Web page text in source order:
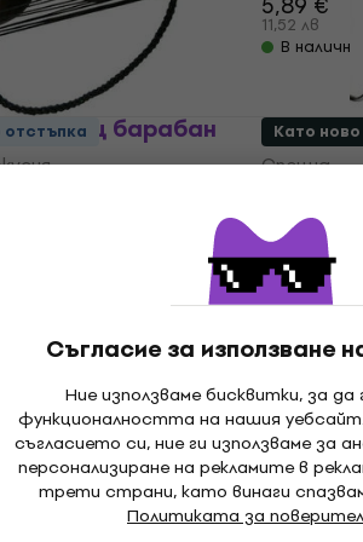
Съгласие за използване
Ние използваме бисквитки, за
функционалността на нашия
съгласието си, ние ги използваме за
персонализиране на рекламите в
трети страни, като винаги
Политиката за
11,52 лв
В
Говорещ барабан Terre
12,32 €
14,83 €
29 лв
В
отстъпка
2 Tones
Като ново
70cm
15,70 €
30,71 лв
За